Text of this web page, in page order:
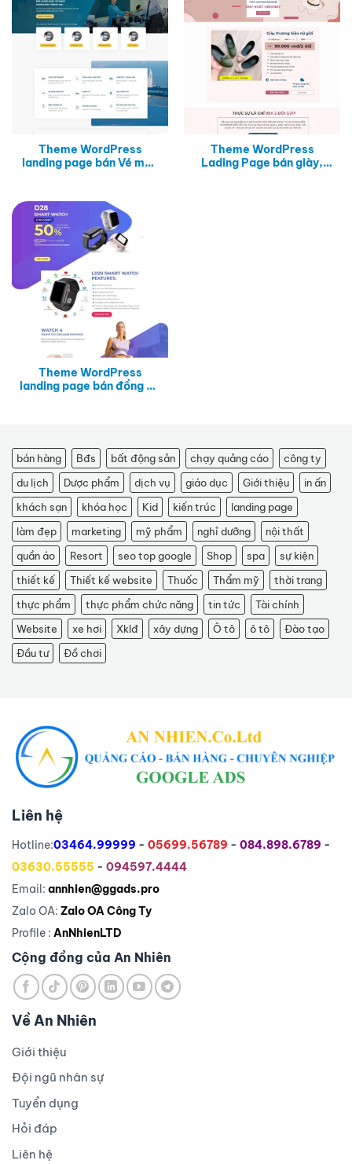
Theme WordPress
landing page bán Vé máy
Theme WordPress
Lading Page bán giày,
Theme WordPress
landing page bán đồng hồ
bán hàng Bđs bất động sản chạy quảng cáo
công ty
du lịch
Dược phẩm dịch vụ giáo dục Giới thiệu
in ấn
khách sạn
khóa học Kid kiến trúc
landing page
làm đẹp
marketing mỹ phẩm nghỉ dưỡng
nội thất
quần áo
Resort seo top google Shop spa
sự kiện
thiết kế
Thiết kế website Thuốc Thẩm mỹ
thời trang
thực phẩm
thực phẩm chức năng tin tức
Tài chính
Website
xe hơi Xklđ xây dựng Ô tô ô tô
Đào tạo
Đầu tư
Đồ chơi
Liên hệ
Hotline:03464.99999 - 05699.56789 - 084.898.6789 -
03630.55555 - 094597.4444
Email: annhien@ggads.pro
Zalo OA: Zalo OA Công Ty
Profile : AnNhienLTD
Cộng đồng của An Nhiên
Về An Nhiên
Giới thiệu
Đội ngũ nhân sự
Tuyển dụng
Hỏi đáp
Liên hệ